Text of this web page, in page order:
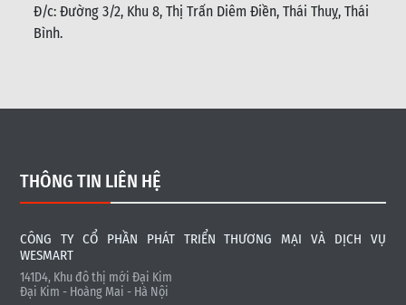
Đ/c: Đường 3/2, Khu 8, Thị Trấn Diêm Điền, Thái Thuỵ, Thái
Bình.
THÔNG TIN LIÊN HỆ
CÔNG TY CỔ PHẦN PHÁT TRIỂN THƯƠNG MẠI VÀ DỊCH VỤ
WESMART
141D4, Khu đô thị mới Đại Kim
Đại Kim - Hoàng Mai - Hà Nội